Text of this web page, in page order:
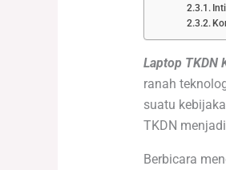
Laptop TKDN
ranah
suatu
TKDN
Berbicara